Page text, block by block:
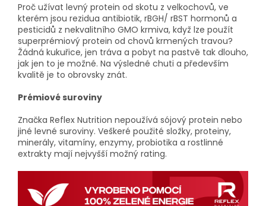
Proč užívat levný protein od skotu z velkochovů, ve
kterém jsou rezidua antibiotik, rBGH/ rBST hormonů a
pesticidů z nekvalitního GMO krmiva, když lze použít
superprémiový protein od chovů krmených travou?
Žádná kukuřice, jen tráva a pobyt na pastvě tak dlouho,
jak jen to je možné. Na výsledné chuti a především
kvalitě je to obrovsky znát.
Prémiové suroviny
Značka Reflex Nutrition nepoužívá sójový protein nebo
jiné levné suroviny. Veškeré použité složky, proteiny,
minerály, vitamíny, enzymy, probiotika a rostlinné
extrakty mají nejvyšší možný rating.